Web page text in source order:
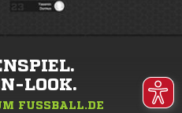
LOOK.
FUSSBALL.DE